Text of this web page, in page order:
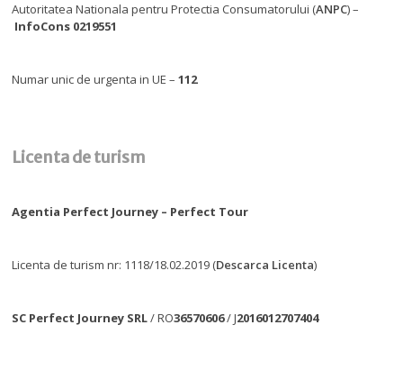
Autoritatea Nationala pentru Protectia Consumatorului (ANPC) –
InfoCons 0219551
Numar unic de urgenta in UE –112
Licenta de turism
Agentia Perfect Journey – Perfect Tour
Licenta de turism nr: 1118/18.02.2019 (Descarca Licenta)
SC Perfect Journey SRL/ RO36570606/ J2016012707404